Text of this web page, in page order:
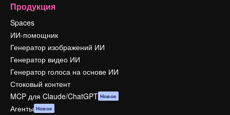
Продукция
Spaces
ИИ-помощник
Генератор изображений ИИ
Генератор видео ИИ
Генератор голоса на основе ИИ
Стоковый контент
MCP для Claude/ChatGPT Новое
Агенты Новое